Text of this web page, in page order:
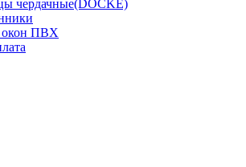
чердачные(DOCKE)
окон ПВХ